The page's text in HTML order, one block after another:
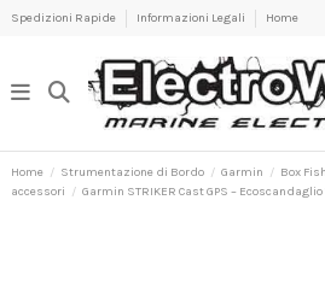
Spedizioni Rapide Informazioni Legali Home
Home Strumentazione di Bordo Garmin
Box
accessori
Garmin STRIKER Cast GPS –